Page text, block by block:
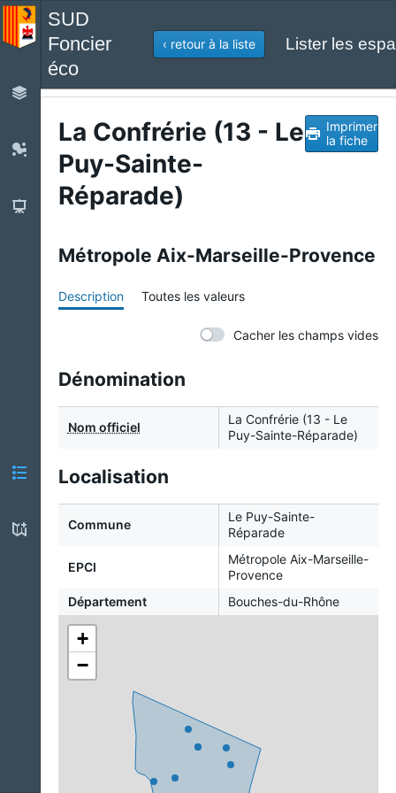
SUD
Foncier
éco
‹ retour à la liste Lister les
La Confrérie (13 - Le
Puy-Sainte-
Réparade)
Imprimer
la fiche
Métropole Aix-Marseille-Provence
Description Toutes les valeurs
Cacher les champs vides
Dénomination
Nom officiel
La Confrérie (13 - Le
Puy-Sainte-Réparade)
Localisation
Commune
Le Puy-Sainte-
Réparade
EPCI
Métropole Aix-Marseille-
Provence
Département
Bouches-du-Rhône
+
−